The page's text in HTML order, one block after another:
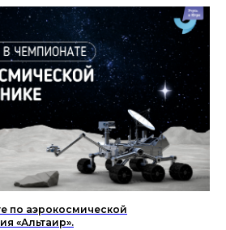
по аэрокосмической
«Альтаир».